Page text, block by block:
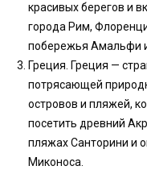
красивых берегов и
города Рим,
побережья Амальфи
Греция. Греция —
потрясающей
островов и пляжей,
посетить древний
пляжах Санторини и
Миконоса.